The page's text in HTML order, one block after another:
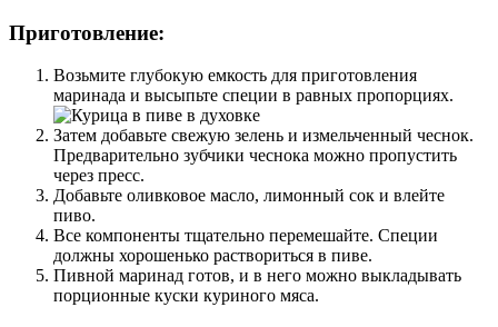
Приготовление:
Возьмите глубокую емкость для приготовления
маринада и высыпьте специи в равных пропорциях.
Затем добавьте свежую зелень и измельченный чеснок.
Предварительно зубчики чеснока можно пропустить
через пресс.
Добавьте оливковое масло, лимонный сок и влейте
пиво.
Все компоненты тщательно перемешайте. Специи
должны хорошенько раствориться в пиве.
Пивной маринад готов, и в него можно выкладывать
порционные куски куриного мяса.